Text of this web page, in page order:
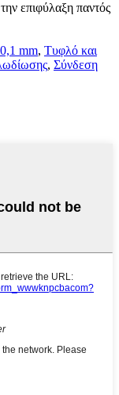
επιφύλαξη παντός
mm, Τυφλό και
, Σύνδεση